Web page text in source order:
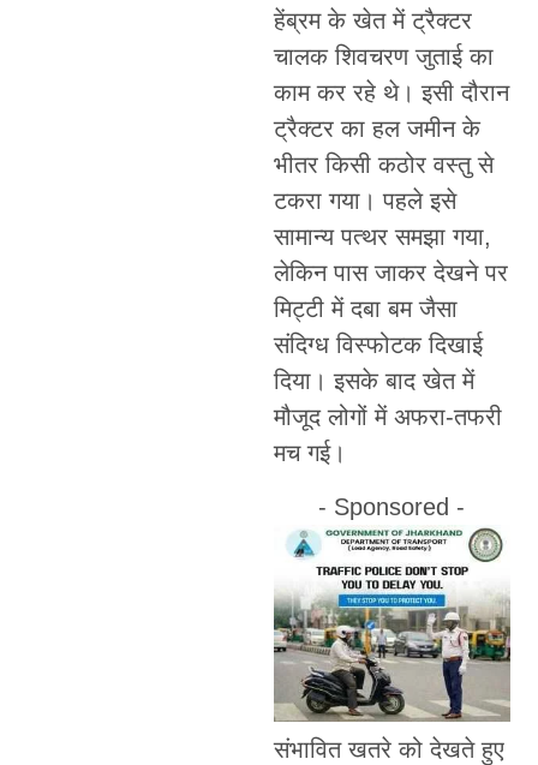
हेंब्रम के खेत में ट्रैक्टर
चालक शिवचरण जुताई का
काम कर रहे थे। इसी दौरान
ट्रैक्टर का हल जमीन के
भीतर किसी कठोर वस्तु से
टकरा गया। पहले इसे
सामान्य पत्थर समझा गया,
लेकिन पास जाकर देखने पर
मिट्टी में दबा बम जैसा
संदिग्ध विस्फोटक दिखाई
दिया। इसके बाद खेत में
मौजूद लोगों में अफरा-तफरी
मच गई।
- Sponsored -
संभावित खतरे को देखते हुए